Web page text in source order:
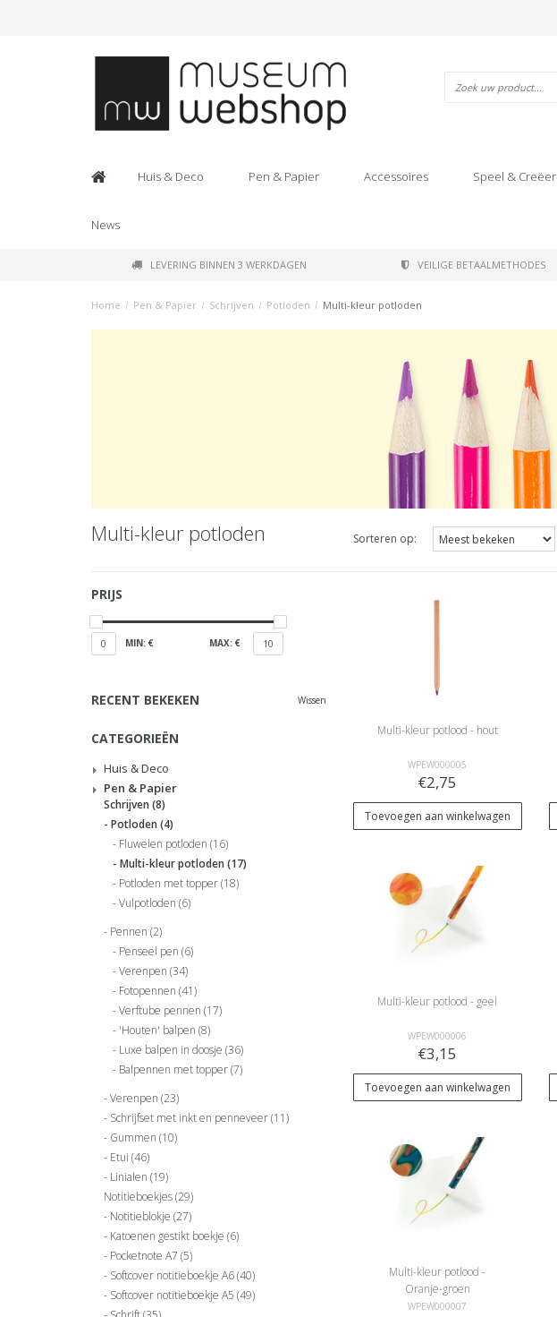
Huis & Deco Pen & Papier Accessoires Speel & Creëer
News
LEVERING BINNEN 3 WERKDAGEN VEILIGE BETAALMETHODES
Home / Pen & Papier / Schrijven / Potloden / Multi-kleur potloden
Multi-kleur potloden Sorteren op:
PRIJS
0 MIN: € MAX: € 10
RECENT BEKEKEN Wissen
CATEGORIEËN
Huis & Deco
Pen & Papier
Schrijven (8)
Potloden (4)
Fluwelen potloden (16)
Multi-kleur potloden (17)
Potloden met topper(18)
Vulpotloden (6)
Pennen (2)
Penseel pen (6)
Verenpen (34)
Fotopennen (41)
Verftube pennen (17)
'Houten' balpen (8)
Luxe balpen in doosje (36)
Balpennen met topper(7)
Verenpen (23)
Schrijfset met inkt en penneveer(11)
Gummen (10)
Etui (46)
Linialen (19)
Notitieboekjes(29)
Notitieblokje (27)
Katoenen gestikt boekje (6)
Pocketnote A7 (5)
Softcover notitieboekje A6(40)
Softcover notitieboekje A5 (49)
Multi-kleur potlood - hout
WPEW000005
€2,75
Toevoegen aan winkelwagen
Multi-kleur potlood - geel
WPEW000006
€3,15
Toevoegen aan winkelwagen
Multi-kleur potlood -
Oranje-groen
WPEW000007